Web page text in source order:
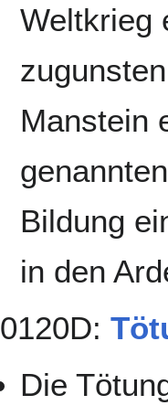
Weltkrieg
Manstein
Bildung
in den
0120D:
Die